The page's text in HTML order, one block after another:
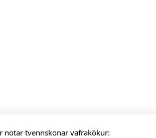
notar tvennskonar vafrakökur: